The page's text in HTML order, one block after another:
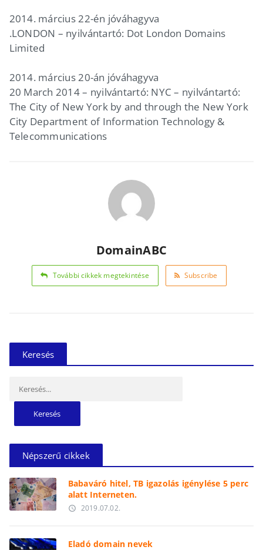
2014. március 22-én jóváhagyva
.LONDON – nyilvántartó: Dot London Domains
Limited
2014. március 20-án jóváhagyva
20 March 2014 – nyilvántartó: NYC – nyilvántartó:
The City of New York by and through the New York
City Department of Information Technology &
Telecommunications
DomainABC
További cikkek megtekintése Subscribe
Keresés
Népszerű cikkek
Babaváró hitel, TB igazolás igénylése 5 perc
alatt Interneten.
access_time 2019.07.02.
Eladó domain nevek